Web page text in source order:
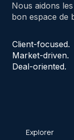
Nous aidons
bon espace de
Client-focused.
Market-driven.
Deal-oriented.
Explorer